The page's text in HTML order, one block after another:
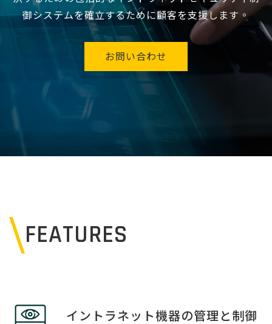
御システムを確立するために顧客を支援します。
お問い合わせ
FEATURES
イントラネット機器の管理と制御